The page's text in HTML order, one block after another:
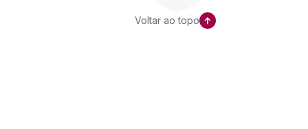
Voltar ao topo